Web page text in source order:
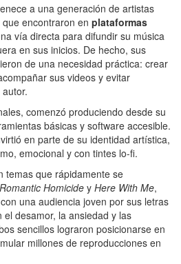
a una generación de artistas
encontraron en plataformas
vía directa para difundir su música
en sus inicios. De hecho, sus
de una necesidad práctica: crear
sus videos y evitar
comenzó produciendo desde su
básicas y software accesible.
en parte de su identidad artística,
emocional y con tintes lo-fi.
temas que rápidamente se
Romantic Homicide y Here With Me,
una audiencia joven por sus letras
desamor, la ansiedad y las
sencillos lograron posicionarse en
millones de reproducciones en